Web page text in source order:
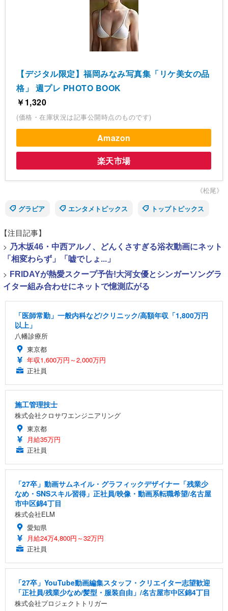
【デジタル限定】福岡みなみ写真集「リケ美女の品
格」 週プレ PHOTO BOOK
￥1,320
(価格・在庫状況は記事公開時点のものです)
Amazon
楽天市場
《松尾》
グラビア
エンタメトピックス トップトピックス
【注目記事】
> 乃木坂46・中西アルノ、どんくさすぎる浴衣動画にネット
「相変わらず」「嘘でしょ...」
> FRIDAYが熱愛スクープ予告!大河女優とシンガーソングラ
イター組み合わせにネットで憶測広がる
「医師常勤」一般内科など/クリニック/高額年収「1,800万円
以上」
八幡診療所
東京都
年収1,600万円～2,000万円
正社員
施工管理技士
株式会社クロサワエンジニアリング
東京都
月給35万円
正社員
「27卒」動画サムネイル・グラフィックデザイナー「残業少
なめ・SNSスキル習得」正社員/映像・動画系転職希望/名古屋
市中区錦4丁目
株式会社ELM
愛知県
月給24万4,800円～32万円
正社員
「27卒」YouTube動画編集スタッフ・クリエイター志望歓迎
「正社員/残業少なめ/髪型・服装自由」/名古屋市中区錦4丁目
株式会社プロジェクトトリガー